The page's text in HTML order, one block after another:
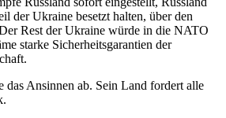
der Ukraine besetzt halten, über den
Rest der Ukraine würde in die NATO
starke Sicherheitsgarantien der
das Ansinnen ab. Sein Land fordert alle